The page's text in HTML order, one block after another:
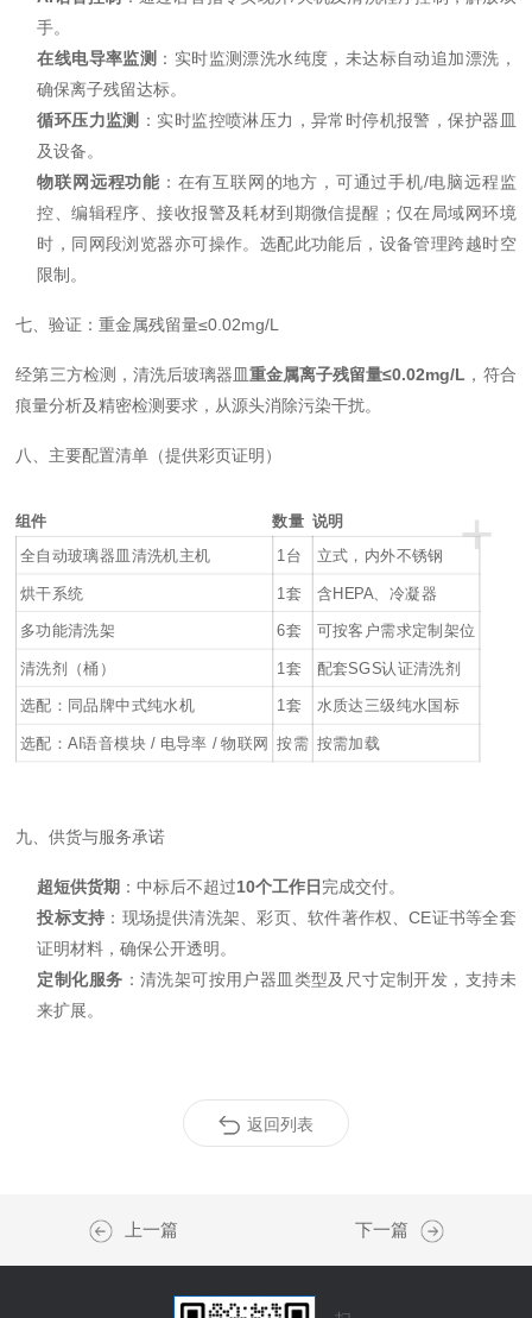
手。
在线电导率监测 ：实时监测漂洗水纯度，未达标自动追加漂洗，
确保离子残留达标。
循环压力监测 ：实时监控喷淋压力，异常时停机报警，保护器皿
及设备。
物联网远程功能：在有互联网的地方，可通过手机/电脑远程监
控、编辑程序、接收报警及耗材到期微信提醒；仅在局域网环境
时，同网段浏览器亦可操作。选配此功能后，设备管理跨越时空
限制。
七、验证：重金属残留量≤0.02mg/L
经第三方检测，清洗后玻璃器皿重金属离子残留量≤0.02mg/L ，符合
痕量分析及精密检测要求，从源头消除污染干扰。
八、主要配置清单（提供彩页证明）
+
组件 数量 说明
全自动玻璃器皿清洗机主机
1台 立式，内外不锈钢
烘干系统 1套 含HEPA、冷凝器
多功能清洗架 6套 可按客户需求定制架位
清洗剂（桶） 1套 配套SGS认证清洗剂
选配：同品牌中式纯水机 1套 水质达三级纯水国标
选配：AI语音模块 / 电导率 / 物联网 按需 按需加载
九、供货与服务承诺
超短供货期 ：中标后不超过10个工作日 完成交付。
投标支持 ：现场提供清洗架、彩页、软件著作权、CE证书等全套
证明材料，确保公开透明。
定制化服务 ：清洗架可按用户器皿类型及尺寸定制开发，支持未
来扩展。
返回列表
上一篇 下一篇